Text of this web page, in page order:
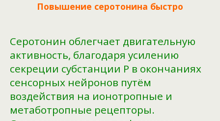
Повышение серотонина быстро
Серотонин облегчает двигательную
активность, благодаря усилению
секреции субстанции Р в окончаниях
сенсорных нейронов путём
воздействия на ионотропные и
метаботропные рецепторы.